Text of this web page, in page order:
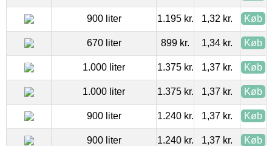
900 liter 1.195 kr. 1,32 kr. Køb
670 liter 899 kr. 1,34 kr. Køb
1.000 liter 1.375 kr. 1,37 kr. Køb
1.000 liter 1.375 kr. 1,37 kr. Køb
900 liter 1.240 kr. 1,37 kr. Køb
900 liter 1.240 kr. 1,37 kr. Køb